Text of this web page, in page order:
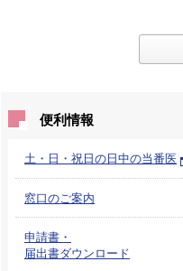
便利情報
土・日・祝日の日中の当番医
窓口のご案内
申請書・
届出書ダウンロード